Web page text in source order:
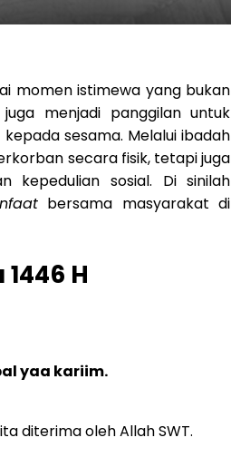
momen istimewa yang bukan
menjadi panggilan untuk
sesama. Melalui ibadah
secara fisik, tetapi juga
kepedulian sosial. Di sinilah
bersama masyarakat di
H
yaa kariim.
diterima oleh Allah SWT.